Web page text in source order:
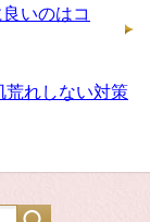
いのはコ
荒れしない対策